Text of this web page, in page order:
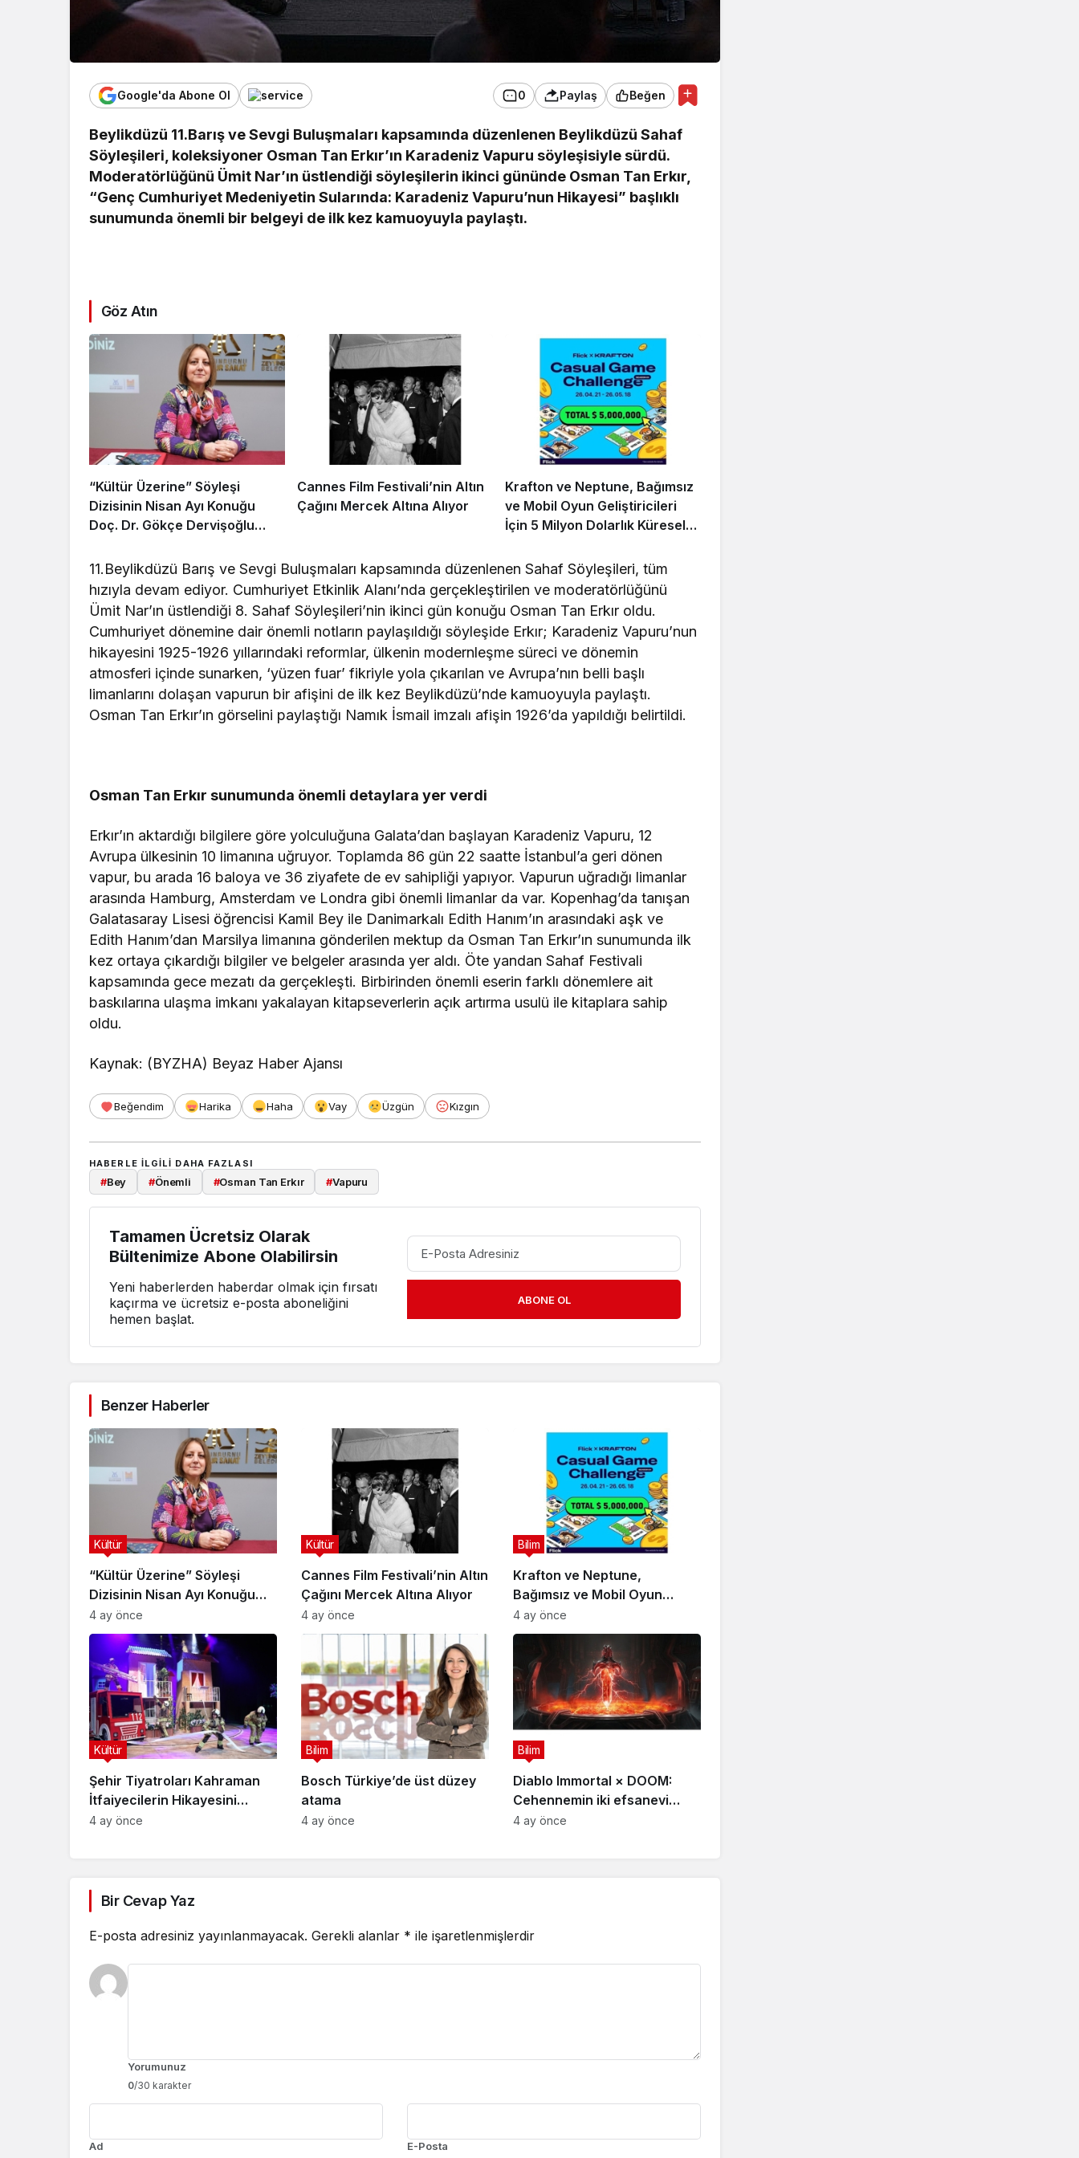
Google'da Abone Ol 0 Paylaş Beğen
Beylikdüzü 11.Barış ve Sevgi Buluşmaları kapsamında düzenlenen Beylikdüzü Sahaf
Söyleşileri, koleksiyoner Osman Tan Erkır’ın Karadeniz Vapuru söyleşisiyle sürdü.
Moderatörlüğünü Ümit Nar’ın üstlendiği söyleşilerin ikinci gününde Osman Tan Erkır,
“Genç Cumhuriyet Medeniyetin Sularında: Karadeniz Vapuru’nun Hikayesi” başlıklı
sunumunda önemli bir belgeyi de ilk kez kamuoyuyla paylaştı.
Göz Atın
“Kültür Üzerine” Söyleşi
Dizisinin Nisan Ayı Konuğu
Doç. Dr. Gökçe Dervişoğlu
Cannes Film Festivali’nin Altın
Çağını Mercek Altına Alıyor
Krafton ve Neptune, Bağımsız
ve Mobil Oyun Geliştiricileri
İçin 5 Milyon Dolarlık Küresel
11.Beylikdüzü Barış ve Sevgi Buluşmaları kapsamında düzenlenen Sahaf Söyleşileri, tüm
hızıyla devam ediyor. Cumhuriyet Etkinlik Alanı’nda gerçekleştirilen ve moderatörlüğünü
Ümit Nar’ın üstlendiği 8. Sahaf Söyleşileri’nin ikinci gün konuğu Osman Tan Erkır oldu.
Cumhuriyet dönemine dair önemli notların paylaşıldığı söyleşide Erkır; Karadeniz Vapuru’nun
hikayesini 1925-1926 yıllarındaki reformlar, ülkenin modernleşme süreci ve dönemin
atmosferi içinde sunarken, ‘yüzen fuar’ fikriyle yola çıkarılan ve Avrupa’nın belli başlı
limanlarını dolaşan vapurun bir afişini de ilk kez Beylikdüzü’nde kamuoyuyla paylaştı.
Osman Tan Erkır’ın görselini paylaştığı Namık İsmail imzalı afişin 1926’da yapıldığı belirtildi.
Osman Tan Erkır sunumunda önemli detaylara yer verdi
Erkır’ın aktardığı bilgilere göre yolculuğuna Galata’dan başlayan Karadeniz Vapuru, 12
Avrupa ülkesinin 10 limanına uğruyor. Toplamda 86 gün 22 saatte İstanbul’a geri dönen
vapur, bu arada 16 baloya ve 36 ziyafete de ev sahipliği yapıyor. Vapurun uğradığı limanlar
arasında Hamburg, Amsterdam ve Londra gibi önemli limanlar da var. Kopenhag’da tanışan
Galatasaray Lisesi öğrencisi Kamil Bey ile Danimarkalı Edith Hanım’ın arasındaki aşk ve
Edith Hanım’dan Marsilya limanına gönderilen mektup da Osman Tan Erkır’ın sunumunda ilk
kez ortaya çıkardığı bilgiler ve belgeler arasında yer aldı. Öte yandan Sahaf Festivali
kapsamında gece mezatı da gerçekleşti. Birbirinden önemli eserin farklı dönemlere ait
baskılarına ulaşma imkanı yakalayan kitapseverlerin açık artırma usulü ile kitaplara sahip
oldu.
Kaynak: (BYZHA) Beyaz Haber Ajansı
Beğendim Harika Haha Vay Üzgün Kızgın
HABERLE ILGILI DAHA FAZLASI
#Bey #Önemli #Osman Tan Erkır #Vapuru
Tamamen Ücretsiz Olarak
Bültenimize Abone Olabilirsin
Yeni haberlerden haberdar olmak için fırsatı
kaçırma ve ücretsiz e-posta aboneliğini
hemen başlat.
ABONE OL
Benzer Haberler
“Kültür Üzerine” Söyleşi
Dizisinin Nisan Ayı Konuğu
Doç. Dr. Gökçe Dervişoğlu
Okandan Oldu!
Kültür
4 ay önce
Cannes Film Festivali’nin Altın
Çağını Mercek Altına Alıyor
Kültür
4 ay önce
Krafton ve Neptune,
Bağımsız ve Mobil Oyun
Geliştiricileri İçin 5 Milyon
Dolarlık Küresel Oyun
Yarışmasını Başlattı
Bilim
4 ay önce
Şehir Tiyatroları Kahraman
İtfaiyecilerin Hikayesini
“İtfaiyecinin Sırrı” Oyunuyla
Kültür
4 ay önce
Bosch Türkiye’de üst düzey
atama
Bilim
4 ay önce
Diablo Immortal × DOOM:
Cehennemin iki efsanevi
vizyonu birleşiyor
Bilim
4 ay önce
Bir Cevap Yaz
E-posta adresiniz yayınlanmayacak. Gerekli alanlar * ile işaretlenmişlerdir
Yorumunuz
0/30 karakter
Ad E-Posta